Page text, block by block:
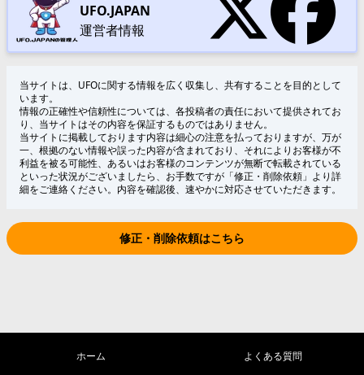
UFO.JAPAN
運営者情報
当サイトは、UFOに関する情報を広く収集し、共有することを目的として
います。
情報の正確性や信頼性については、各投稿者の責任において提供されてお
り、当サイトはその内容を保証するものではありません。
当サイトに掲載しております内容は細心の注意を払っておりますが、万が
一、根拠のない情報や誤った内容が含まれており、それによりお客様が不
利益を被る可能性、あるいはお客様のコンテンツが無断で転載されている
といった状況がございましたら、お手数ですが「修正・削除依頼」より詳
細をご連絡ください。内容を確認後、速やかに対応させていただきます。
修正・削除依頼はこちら
ホーム よくある質問